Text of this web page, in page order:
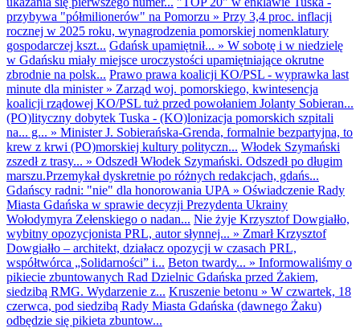
przybywa "półmilionerów" na Pomorzu » Przy 3,4 proc. inflacji
rocznej w 2025 roku, wynagrodzenia pomorskiej nomenklatury
gospodarczej kszt... Gdańsk upamiętnił... » W sobotę i w niedzielę
w Gdańsku miały miejsce uroczystości upamiętniające okrutne
zbrodnie na polsk... Prawo prawa koalicji KO/PSL - wyprawka last
minute dla minister» Zarząd woj. pomorskiego, kwintesencja
koalicji rządowej KO/PSL tuż przed powołaniem Jolanty Sobieran...
(PO)lityczny dobytek Tuska - (KO)lonizacja pomorskich szpitali
na... g... » Minister J. Sobierańska-Grenda, formalnie bezpartyjna, to
krew z krwi (PO)morskiej kultury polityczn... Włodek Szymański
zszedł z trasy... » Odszedł Włodek Szymański. Odszedł po długim
marszu.Przemykał dyskretnie po różnych redakcjach, gdańs...
Gdańscy radni: "nie" dla honorowania UPA » Oświadczenie Rady
Miasta Gdańska w sprawie decyzji Prezydenta Ukrainy
Wołodymyra Zełenskiego o nadan... Nie żyje Krzysztof Dowgiałło,
wybitny opozycjonista PRL, autor słynnej... » Zmarł Krzysztof
Dowgiałło – architekt, działacz opozycji w czasach PRL,
współtwórca „Solidarności” i... Beton twardy... » Informowaliśmy o
pikiecie zbuntowanych Rad Dzielnic Gdańska przed Żakiem,
siedzibą RMG. Wydarzenie z... Kruszenie betonu » W czwartek, 18
czerwca, pod siedzibą Rady Miasta Gdańska (dawnego Żaku)
odbędzie się pikieta zbuntow...